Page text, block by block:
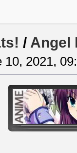
/ Angel
10, 2021,